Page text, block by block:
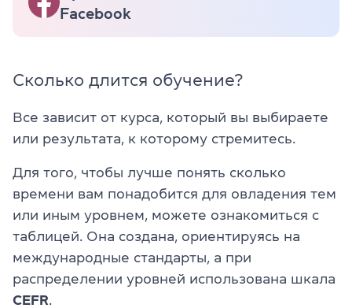
Facebook
Сколько длится обучение?
Все зависит от курса, который вы выбираете
или результата, к которому стремитесь.
Для того, чтобы лучше понять сколько
времени вам понадобится для овладения тем
или иным уровнем, можете ознакомиться с
таблицей. Она создана, ориентируясь на
международные стандарты, а при
распределении уровней использована шкала
CEFR.